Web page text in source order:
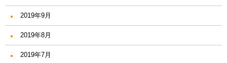
2019年9月
2019年8月
2019年7月